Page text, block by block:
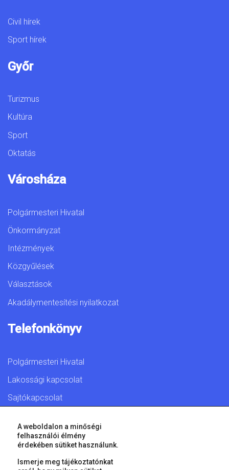
Civil hírek
Sport hírek
Győr
Turizmus
Kultúra
Sport
Oktatás
Városháza
Polgármesteri Hivatal
Önkormányzat
Intézmények
Közgyűlések
Választások
Akadálymentesítési nyilatkozat
Telefonkönyv
Polgármesteri Hivatal
Lakossági kapcsolat
Sajtókapcsolat
© 2026 Győr Megyei Jogú Város • Minden jog fenntartva!
A weboldalon a minőségi
felhasználói élmény
érdekében sütiket használunk.
Ismerje meg tájékoztatónkat